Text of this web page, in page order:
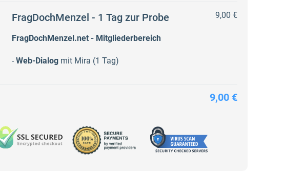
FragDochMenzel - 1 Tag zur Probe
FragDochMenzel.net - Mitgliederbereich
- Web-Dialog mit Mira (1 Tag)
9,00 €
9,00 €